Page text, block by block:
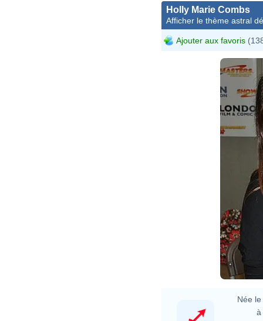
Holly Marie Combs
Afficher le thème astral
Ajouter aux favoris
Née le
à